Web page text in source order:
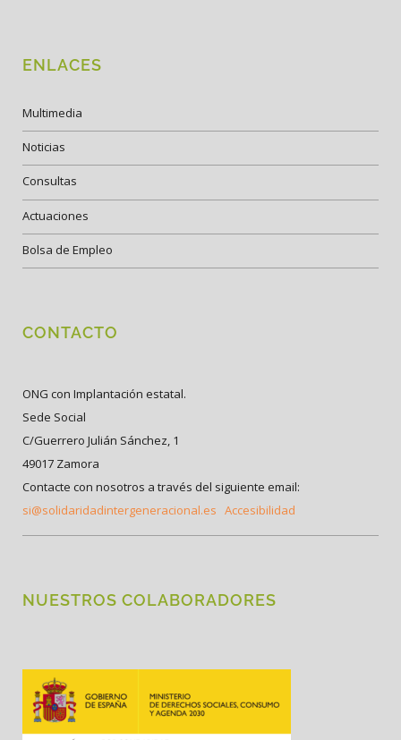
ENLACES
Multimedia
Noticias
Consultas
Actuaciones
Bolsa de Empleo
CONTACTO
ONG con Implantación estatal.
Sede Social
C/Guerrero Julián Sánchez, 1
49017 Zamora
Contacte con nosotros a través del siguiente email:
si@solidaridadintergeneracional.es Accesibilidad
NUESTROS COLABORADORES